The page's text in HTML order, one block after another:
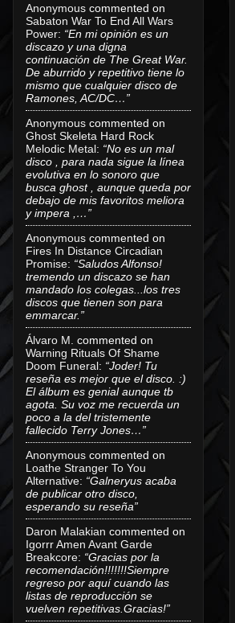
Anonymous commented on
Sabaton War To End All Wars
Power: “En mi opinión es un
discazo y una digna
continuación de The Great War.
De aburrido y repetitivo tiene lo
mismo que cualquier disco de
Ramones, AC/DC…”
Anonymous commented on
Ghost Skeleta Hard Rock
Melodic Metal: “No es un mal
disco , para nada sigue la línea
evolutiva en lo sonoro que
busca ghost , aunque queda por
debajo de mis favoritos meliora
y impera ,…”
Anonymous commented on
Fires In Distance Circadian
Promise: “Saludos Alfonso!
tremendo un discazo se han
mandado los colegas...los tres
discos que tienen son para
emmarcar.”
Álvaro M. commented on
Warning Rituals Of Shame
Doom Funeral: “Joder! Tu
reseña es mejor que el disco. :)
El álbum es genial aunque tb
agota. Su voz me recuerda un
poco a la del tristemente
fallecido Terry Jones…”
Anonymous commented on
Loathe Stranger To You
Alternative: “Galneryus acaba
de publicar otro disco,
esperando su reseña”
Daron Malakian commented on
Igorrr Amen Avant Garde
Breakcore: “Gracias por la
recomendación!!!!!!!Siempre
regreso por aquí cuando las
listas de reproducción se
vuelven repetitivas.Gracias!”